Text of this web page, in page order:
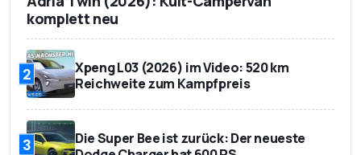
komplett neu
2
Xpeng L03 (2026) im Video: 520 km
Reichweite zum Kampfpreis
3
Die Super Bee ist zurück: Der neueste